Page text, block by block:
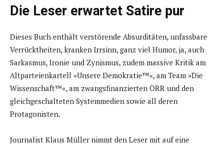
Die Leser erwartet Satire pur
Dieses Buch enthält verstörende Absurditäten, unfassbare
Verrücktheiten, kranken Irrsinn, ganz viel Humor, ja, auch
Sarkasmus, Ironie und Zynismus, zudem massive Kritik am
Altparteienkartell »Unsere Demokratie™«, am Team »Die
Wissenschaft™«, am zwangsfinanzierten ÖRR und den
gleichgeschalteten Systemmedien sowie all deren
Protagonisten.
Journalist Klaus Müller nimmt den Leser mit auf eine